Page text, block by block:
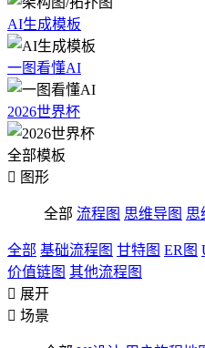
AI生成模板
一图看懂AI
2026世界杯
全部模板
 图形
全部 流程图 思维导图 思
全部 基础流程图 甘特图 ER图
价值链图 其他流程图
 展开
 场景